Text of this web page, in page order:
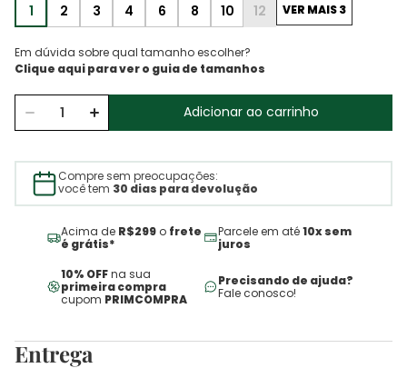
1 2 3 4 6 8 10 12 VER MAIS 3
Em dúvida sobre qual tamanho escolher?
Adicionar ao carrinho
Compre sem preocupações:
você tem 30 dias para devolução
Acima de R$299 o frete
é grátis*
Parcele em até10x sem
juros
10% OFFna sua
primeira compra
cupom PRIMCOMPRA
Precisando de ajuda?
Fale conosco!
Entrega